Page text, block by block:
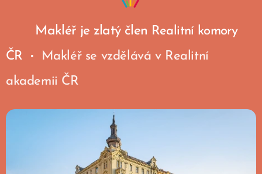
Makléř je zlatý člen Realitní komory
ČR
•
Makléř se vzdělává v Realitní
akademii ČR